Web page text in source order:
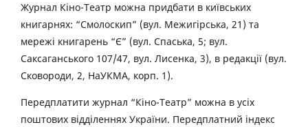
Журнал Кіно-Театр можна придбати в київських
книгарнях: “Смолоскип” (вул. Межигірська, 21) та
мережі книгарень “Є” (вул. Спаська, 5; вул.
Саксаганського 107/47, вул. Лисенка, 3), в редакції (вул.
Сковороди, 2, НаУКМА, корп. 1).
Передплатити журнал “Кіно-Театр” можна в усіх
поштових відділеннях України. Передплатний індекс